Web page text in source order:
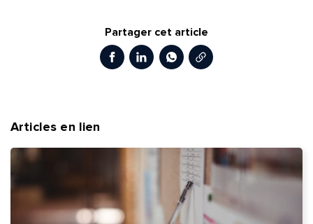
Partager cet article
FacebookLinkedInWhatsAppCopier le lien
Articles en lien